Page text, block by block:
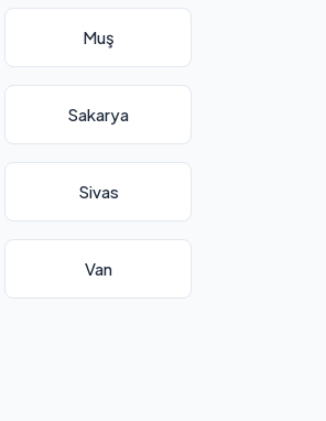
Muş
Sakarya
Sivas
Van